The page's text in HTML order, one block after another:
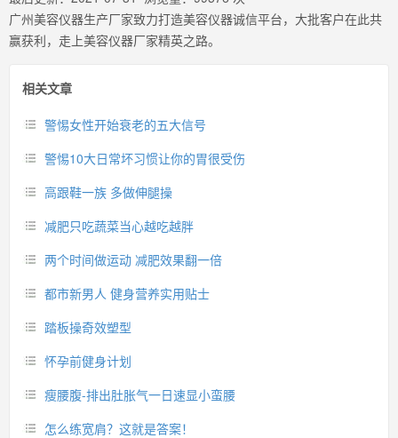
广州美容仪器生产厂家致力打造美容仪器诚信平台，大批客户在此共
赢获利，走上美容仪器厂家精英之路。
相关文章
警惕女性开始衰老的五大信号
警惕10大日常坏习惯让你的胃很受伤
高跟鞋一族 多做伸腿操
减肥只吃蔬菜当心越吃越胖
两个时间做运动 减肥效果翻一倍
都市新男人 健身营养实用贴士
踏板操奇效塑型
怀孕前健身计划
瘦腰腹-排出肚胀气一日速显小蛮腰
怎么练宽肩？这就是答案！